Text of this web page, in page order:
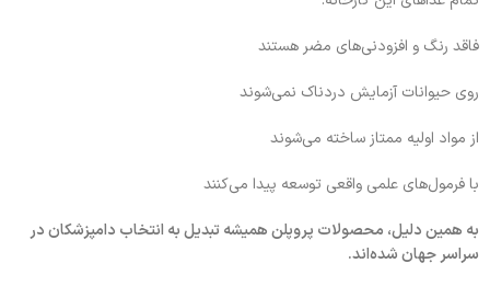
فاقد رنگ و افزودنی‌های مضر هستند
روی حیوانات آزمایش دردناک نمی‌شوند
از مواد اولیه ممتاز ساخته می‌شوند
با فرمول‌های علمی واقعی توسعه پیدا می‌کنند
به همین دلیل، محصولات پروپلن همیشه تبدیل به انتخاب دامپزشکان در
سراسر جهان شده‌اند.